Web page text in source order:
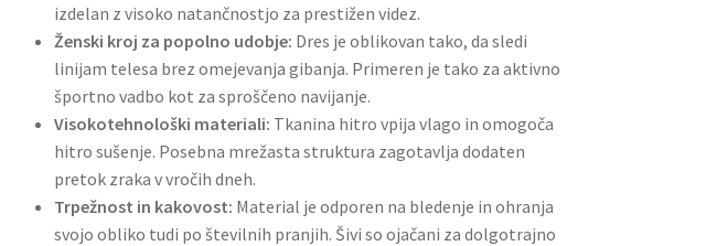
izdelan z visoko natančnostjo za prestižen videz.
Ženski kroj za popolno udobje: Dres je oblikovan tako, da sledi
linijam telesa brez omejevanja gibanja. Primeren je tako za aktivno
športno vadbo kot za sproščeno navijanje.
Visokotehnološki materiali: Tkanina hitro vpija vlago in omogoča
hitro sušenje. Posebna mrežasta struktura zagotavlja dodaten
pretok zraka v vročih dneh.
Trpežnost in kakovost: Material je odporen na bledenje in ohranja
svojo obliko tudi po številnih pranjih. Šivi so ojačani za dolgotrajno